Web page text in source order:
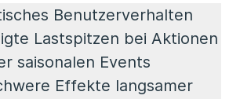
Benutzerverhalten
Lastspitzen bei Aktionen
saisonalen Events
Effekte langsamer